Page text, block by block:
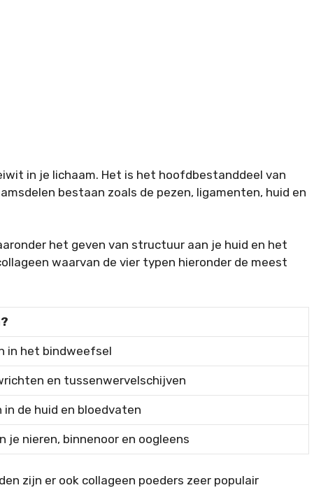
in je lichaam. Het is het hoofdbestanddeel van
bestaan zoals de pezen, ligamenten, huid en
het geven van structuur aan je huid en het
waarvan de vier typen hieronder de meest
in het bindweefsel
en tussenwervelschijven
in de huid en bloedvaten
je nieren, binnenoor en oogleens
zijn er ook collageen poeders zeer populair